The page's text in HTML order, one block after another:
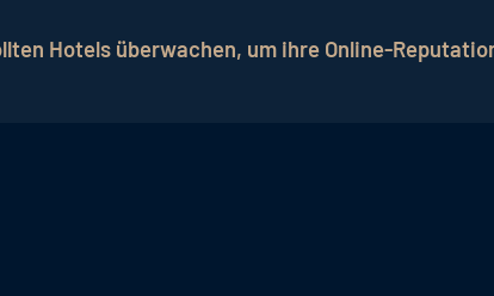
und durch gezieltes Marketing positive
Hotels überwachen, um ihre Online-